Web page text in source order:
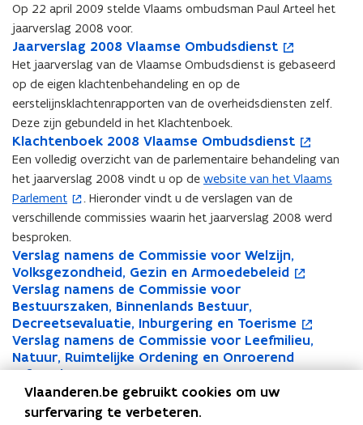
2008Op 22 april 2009 stelde Vlaams ombudsman Paul Arteel het
jaarverslag 2008 voor.
J
a
a
e
r
s
l
a
g
2
0
0
8
V
l
a
a
m
o
p
e
i
n
n
i
e
u
w
v
e
n
s
t
e
r
Jaarverslag 2008 Vlaamse Ombudsdienst
J
a
a
r
v
e
r
s
l
a
g
2
0
0
8
V
l
a
a
m
Het jaarverslag van de Vlaamse Ombudsdienst is gebaseerd
op de eigen klachtenbehandeling en op de
eerstelijnsklachtenrapporten van de overheidsdiensten zelf.
Deze zijn gebundeld in het Klachtenboek.
K
l
a
c
h
t
e
n
b
o
e
k
2
0
o
p
e
n
t
n
n
i
e
u
w
v
e
Klachtenboek 2008 Vlaamse Ombudsdienst
K
l
a
c
h
t
e
n
b
o
e
k
2
0
Een volledig overzicht van de parlementaire behandeling van
het jaarverslag 2008 vindt u op de website van het Vlaams
Parlement
(
o
p
n
t
i
n
n
i
e
u
. Hieronder vindt u de verslagen van de
verschillende commissies waarin het jaarverslag 2008 werd
besproken.
V
e
r
s
l
a
g
n
o
p
e
n
t
i
n
n
Verslag namens de Commissie voor Welzijn,
Volksgezondheid, Gezin en Armoedebeleid
V
e
r
s
l
a
g
n
V
e
r
s
l
a
o
p
e
n
t
i
Verslag namens de Commissie voor
Bestuurszaken, Binnenlands Bestuur,
Decreetsevaluatie, Inburgering en Toerisme
V
e
r
s
l
a
V
e
r
o
p
e
Verslag namens de Commissie voor Leefmilieu,
Natuur, Ruimtelijke Ordening en Onroerend
Erfgoed
V
e
r
Verslag namens de Commissie voor Woonbeleid,
Stedelijk Beleid en Energie
Vlaanderen.be gebruikt cookies om uw
surfervaring te verbeteren.